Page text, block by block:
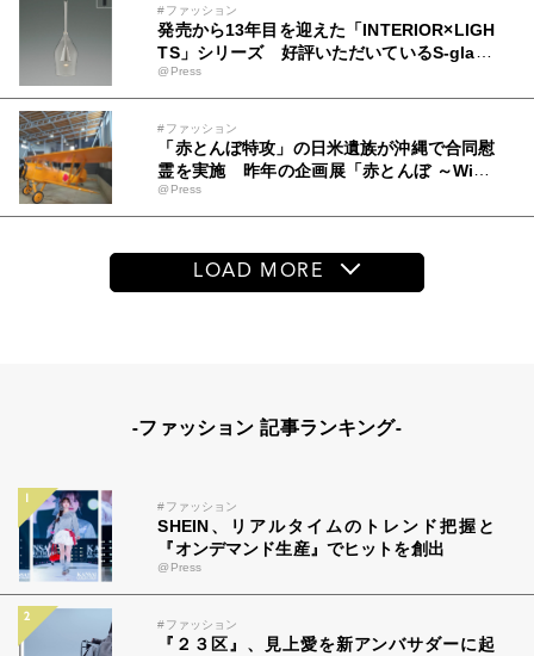
#ファッション
発売から13年目を迎えた「INTERIOR×LIGH
TS」シリーズ 好評いただいているS-glass
シリーズなど88機種ラインアップ
@Press
#ファッション
「赤とんぼ特攻」の日米遺族が沖縄で合同慰
霊を実施 昨年の企画展「赤とんぼ ～Willo
wと呼ばれた飛行機～」がつないだ日米合同
慰霊を報告
@Press
LOAD MORE
-ファッション 記事ランキング-
#ファッション
SHEIN、リアルタイムのトレンド把握と
『オンデマンド生産』でヒットを創出
@Press
#ファッション
『２３区』、見上愛を新アンバサダーに起